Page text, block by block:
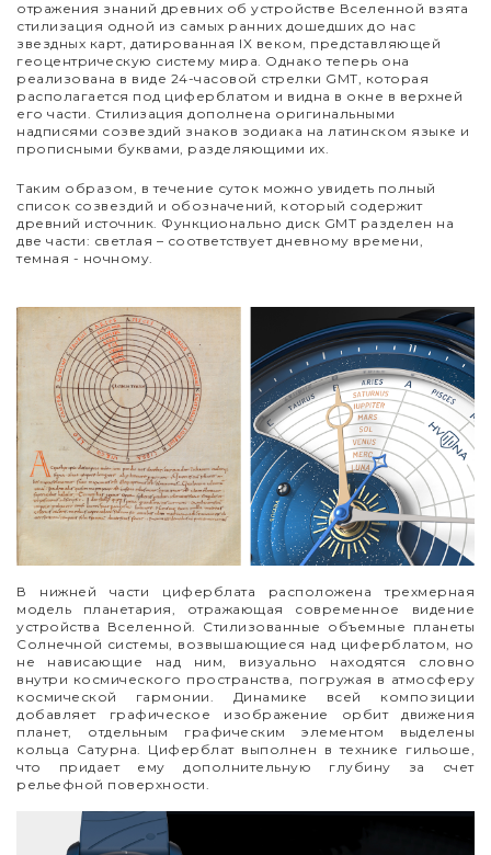
отражения знаний древних об устройстве Вселенной взята
стилизация одной из самых ранних дошедших до нас
звездных карт, датированная IX веком, представляющей
геоцентрическую систему мира. Однако теперь она
реализована в виде 24-часовой стрелки GMT, которая
располагается под циферблатом и видна в окне в верхней
его части. Стилизация дополнена оригинальными
надписями созвездий знаков зодиака на латинском языке и
прописными буквами, разделяющими их.
Таким образом, в течение суток можно увидеть полный
список созвездий и обозначений, который содержит
древний источник. Функционально диск GMT разделен на
две части: светлая – соответствует дневному времени,
темная - ночному.
В нижней части циферблата расположена трехмерная
модель планетария, отражающая современное видение
устройства Вселенной. Стилизованные объемные планеты
Солнечной системы, возвышающиеся над циферблатом, но
не нависающие над ним, визуально находятся словно
внутри космического пространства, погружая в атмосферу
космической гармонии. Динамике всей композиции
добавляет графическое изображение орбит движения
планет, отдельным графическим элементом выделены
кольца Сатурна. Циферблат выполнен в технике гильоше,
что придает ему дополнительную глубину за счет
рельефной поверхности.